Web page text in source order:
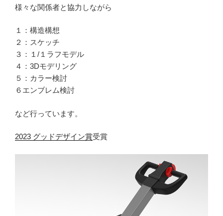
様々な関係者と協力しながら
１：構造構想
２：スケッチ
３：１/１ラフモデル
４：3Dモデリング
５：カラー検討
６エンブレム検討
など行っています。
2023 グッドデザイン賞受賞